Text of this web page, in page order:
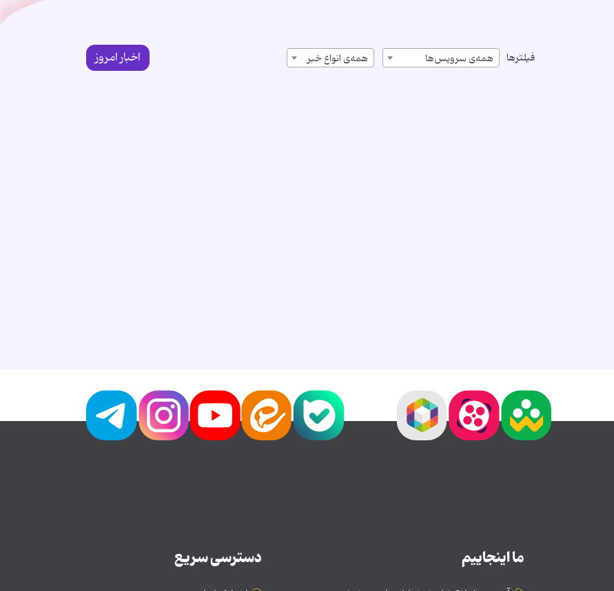
فیلترها همه‌ی سرویس‌ها همه‌ی انواع خبر اخبار امروز
ما اینجاییم دسترسی سریع